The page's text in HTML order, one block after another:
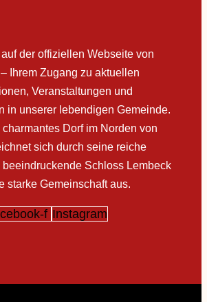
der offiziellen Webseite von
Ihrem Zugang zu aktuellen
Veranstaltungen und
in unserer lebendigen Gemeinde.
charmantes Dorf im Norden von
sich durch seine reiche
Schloss Lembeck
starke Gemeinschaft aus.
f Instagram